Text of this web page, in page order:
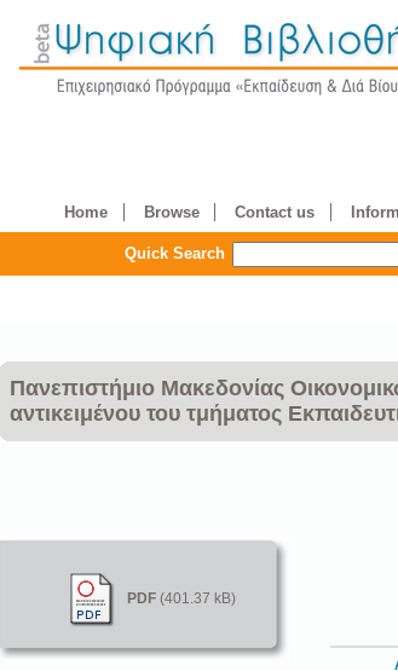
Home Browse Contact us
Quick Search
Πανεπιστήμιο Μακεδονίας
αντικειμένου του τμήματος
PDF(401.37 kB)